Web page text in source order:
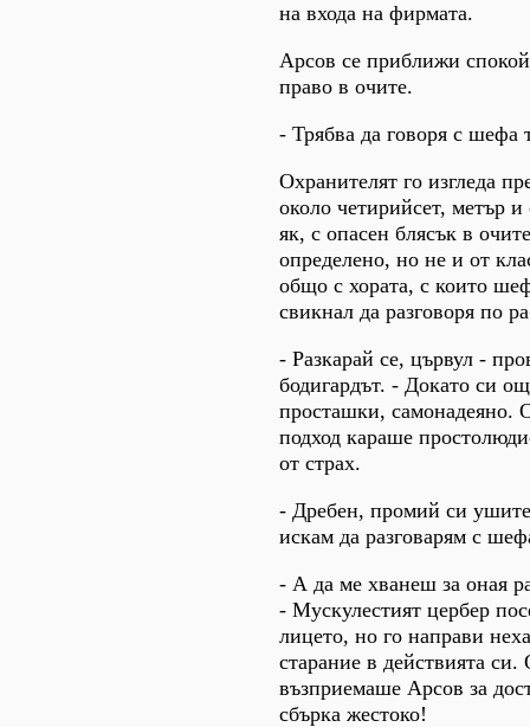
на входа на фирмата.
Арсов се приближи
право в очите.
- Трябва да говоря с шефа
Охранителят го изгледа
около четирийсет, метър и
як, с опасен блясък в
определено, но не и от
общо с хората, с които
свикнал да разговоря по
- Разкарай се, цървул -
бодигардът. - Докато си
просташки, самонадеяно.
подход караше
от страх.
- Дребен, промий си
искам да разговарям с
- А да ме хванеш за оная
- Мускулестият цербер
лицето, но го направи
старание в действията
възприемаше Арсов за
сбърка жестоко!